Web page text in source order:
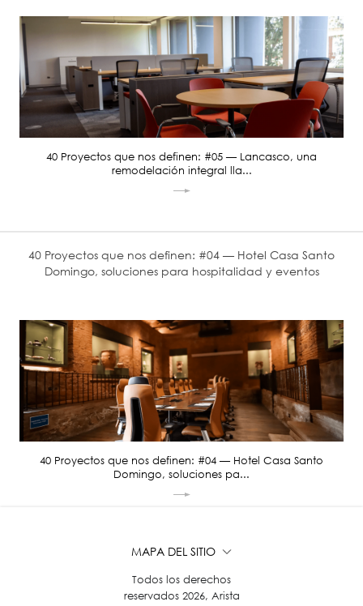
40 Proyectos que nos definen: #05 — Lancasco, una
remodelación integral lla...
40 Proyectos que nos definen: #04 — Hotel Casa Santo
Domingo, soluciones para hospitalidad y eventos
40 Proyectos que nos definen: #04 — Hotel Casa Santo
Domingo, soluciones pa...
MAPA DEL SITIO
Todos los derechos
reservados 2026, Arista